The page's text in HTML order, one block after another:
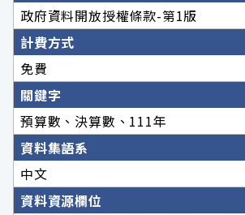
政府資料開放授權條款-第1版
計費方式
免費
關鍵字
預算數、決算數、111年
資料集語系
中文
資料資源欄位